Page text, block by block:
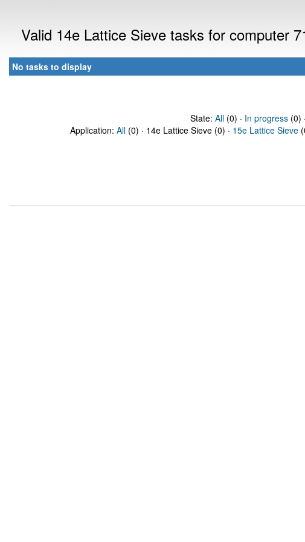
Valid 14e Lattice Sieve tasks for computer
No tasks to display
State: All(0) · In progress(0) ·
Application: All (0) · 14e Lattice Sieve (0) · 15e Lattice Sieve